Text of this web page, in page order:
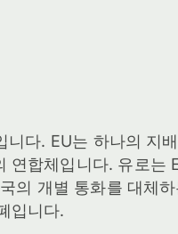
다. EU는 하나의 지
연합체입니다. 유로는
의 개별 통화를 대체하
입니다.